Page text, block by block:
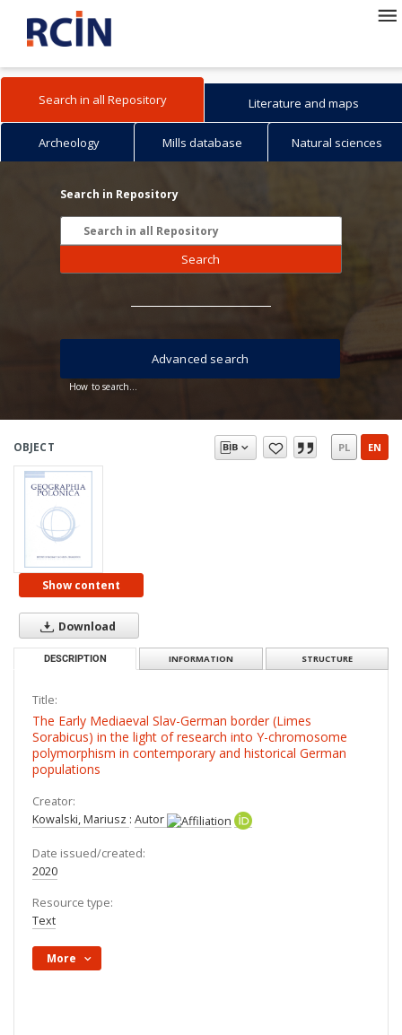
Search in all Repository Literature and maps
Archeology Mills database Natural sciences
Search in Repository
Search
How to search...
Advanced search
OBJECT PL EN
Show content
Download
DESCRIPTION INFORMATION STRUCTURE
Title:
The Early Mediaeval Slav-German border (Limes
Sorabicus) in the light of research into Y-chromosome
polymorphism in contemporary and historical German
populations
Creator:
Kowalski, Mariusz : Autor
Date issued/created:
2020
Resource type:
Text
More